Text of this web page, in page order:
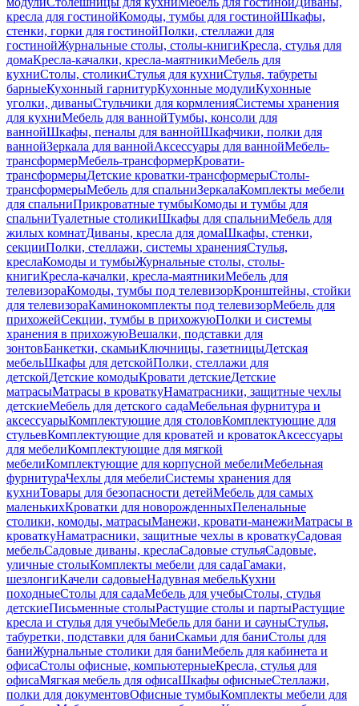
кресла для гостинойКомоды, тумбы для гостинойШкафы,
стенки, горки для гостинойПолки, стеллажи для
гостинойЖурнальные столы, столы-книгиКресла, стулья для
домаКресла-качалки, кресла-маятникиМебель для
кухниСтолы, столикиСтулья для кухниСтулья, табуреты
барныеКухонный гарнитурКухонные модулиКухонные
уголки, диваныСтульчики для кормленияСистемы хранения
для кухниМебель для ваннойТумбы, консоли для
ваннойШкафы, пеналы для ваннойШкафчики, полки для
ваннойЗеркала для ваннойАксессуары для ваннойМебель-
трансформерМебель-трансформерКровати-
трансформерыДетские кроватки-трансформерыСтолы-
трансформерыМебель для спальниЗеркалаКомплекты мебели
для спальниПрикроватные тумбыКомоды и тумбы для
спальниТуалетные столикиШкафы для спальниМебель для
жилых комнатДиваны, кресла для домаШкафы, стенки,
секцииПолки, стеллажи, системы храненияСтулья,
креслаКомоды и тумбыЖурнальные столы, столы-
книгиКресла-качалки, кресла-маятникиМебель для
телевизораКомоды, тумбы под телевизорКронштейны, стойки
для телевизораКаминокомплекты под телевизорМебель для
прихожейСекции, тумбы в прихожуюПолки и системы
хранения в прихожуюВешалки, подставки для
зонтовБанкетки, скамьиКлючницы, газетницыДетская
мебельШкафы для детскойПолки, стеллажи для
детскойДетские комодыКровати детскиеДетские
матрасыМатрасы в кроваткуНаматрасники, защитные чехлы
детскиеМебель для детского садаМебельная фурнитура и
аксессуарыКомплектующие для столовКомплектующие для
стульевКомплектующие для кроватей и кроватокАксессуары
для мебелиКомплектующие для мягкой
мебелиКомплектующие для корпусной мебелиМебельная
фурнитураЧехлы для мебелиСистемы хранения для
кухниТовары для безопасности детейМебель для самых
маленькихКроватки для новорожденныхПеленальные
столики, комоды, матрасыМанежи, кровати-манежиМатрасы в
кроваткуНаматрасники, защитные чехлы в кроваткуСадовая
мебельСадовые диваны, креслаСадовые стульяСадовые,
уличные столыКомплекты мебели для садаГамаки,
шезлонгиКачели садовыеНадувная мебельКухни
походныеСтолы для садаМебель для учебыСтолы, стулья
детскиеПисьменные столыРастущие столы и партыРастущие
кресла и стулья для учебыМебель для бани и сауныСтулья,
табуретки, подставки для баниСкамьи для баниСтолы для
баниЖурнальные столики для баниМебель для кабинета и
офисаСтолы офисные, компьютерныеКресла, стулья для
офисаМягкая мебель для офисаШкафы офисныеСтеллажи,
полки для документовОфисные тумбыКомплекты мебели для